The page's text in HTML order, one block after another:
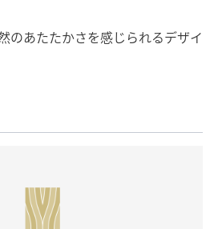
のあたたかさを感じられるデザイ